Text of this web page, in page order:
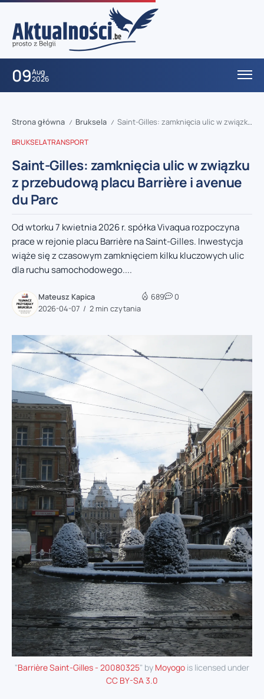
09Aug
2026
Strona główna / Bruksela / Saint-Gilles: zamknięcia ulic w związku z przebudową placu Barrière i avenue du Parc
BRUKSELATRANSPORT
Saint-Gilles: zamknięcia ulic w związku
z przebudową placu Barrière i avenue
du Parc
Od wtorku 7 kwietnia 2026 r. spółka Vivaqua rozpoczyna
prace w rejonie placu Barrière na Saint-Gilles. Inwestycja
wiąże się z czasowym zamknięciem kilku kluczowych ulic
dla ruchu samochodowego....
Mateusz Kapica
2026-04-07
2 min czytania
689 0
"Barrière Saint-Gilles - 20080325" by Moyogo is licensed under
CC BY-SA 3.0